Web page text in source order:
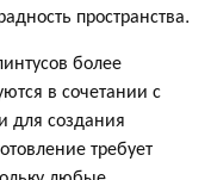
пространства.
более
в сочетании с
для создания
требует